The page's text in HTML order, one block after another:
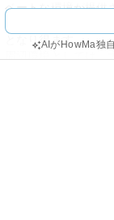
ベートな環境が提供
な点も特徴的であり
となり得ます。
AIがHowMa独